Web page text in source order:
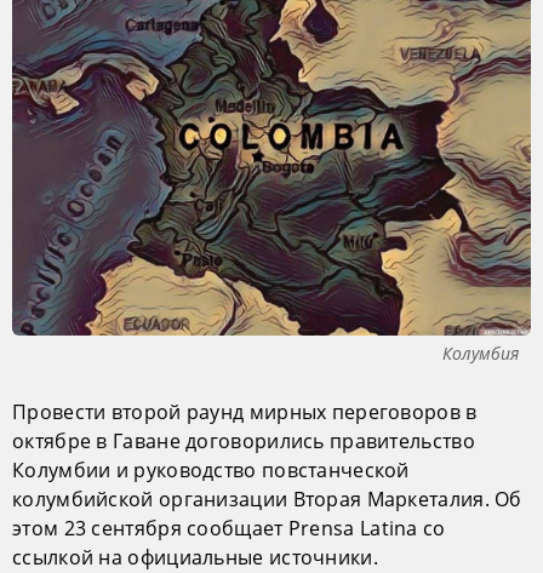
Колумбия
Провести второй раунд мирных переговоров в
октябре в Гаване договорились правительство
Колумбии и руководство повстанческой
колумбийской организации Вторая Маркеталия. Об
этом 23 сентября сообщает Prensa Latina со
ссылкой на официальные источники.